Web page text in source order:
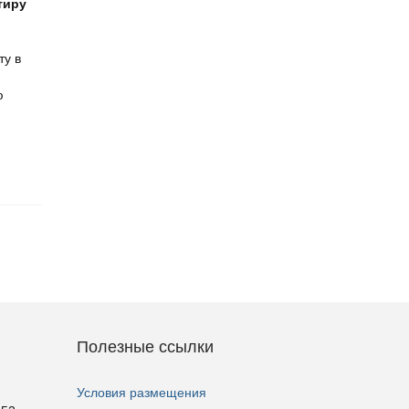
в
Полезные ссылки
Условия размещения